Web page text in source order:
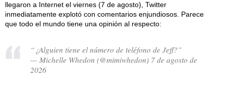
llegaron a Internet el viernes (7 de agosto), Twitter
inmediatamente explotó con comentarios enjundiosos. Parece
que todo el mundo tiene una opinión al respecto:
“¿Alguien tiene el número de teléfono de Jeff?”
— Michelle Whedon (@mimiwhedon) 7 de agosto de
2026